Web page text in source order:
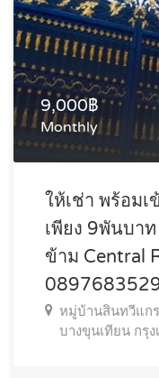
9,000฿
Monthly
ให้เช่า พร้อม
เพียง 9พันบา
ข้าม Central
หมู่บ้านสินทวีแก
บางขุนเทียน กรุ